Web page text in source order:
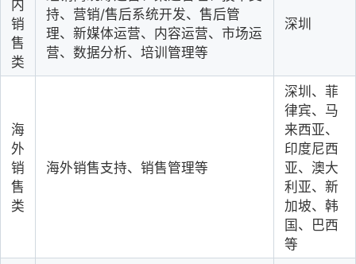
内
销
售
类
持、营销/售后系统开发、售后管
理、新媒体运营、内容运营、市场运
营、数据分析、培训管理等
深圳
海
外
销
售
类
海外销售支持、销售管理等
深圳、菲
律宾、马
来西亚、
印度尼西
亚、澳大
利亚、新
加坡、韩
国、巴西
等